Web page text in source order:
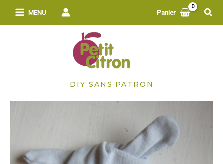
MENU Panier
DIY SANS PATRON